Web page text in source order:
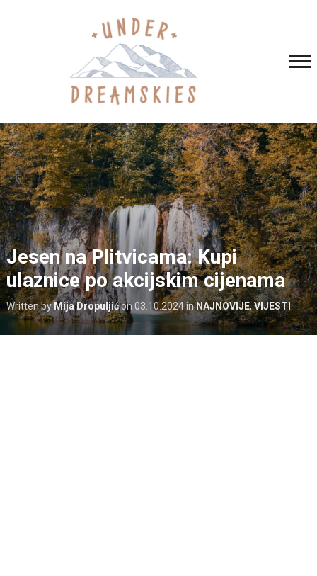
Jesen na Plitvicama: Kupi
ulaznice po akcijskim cijenama
Written byMija Dropuljićon03.10.2024inNAJNOVIJE,VIJESTI